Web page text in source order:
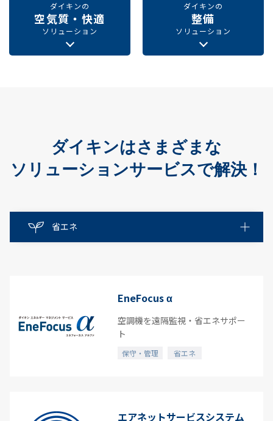
ダイキンの
空気質・快適
ソリューション
ダイキンの
整備
ソリューション
ダイキンはさまざまな
ソリューションサービスで解決！
省エネ
空気質・快適
EneFocus α
空調機を遠隔監視・省エネサポー
ト
保守・管理 省エネ
エアネットサービスシステム